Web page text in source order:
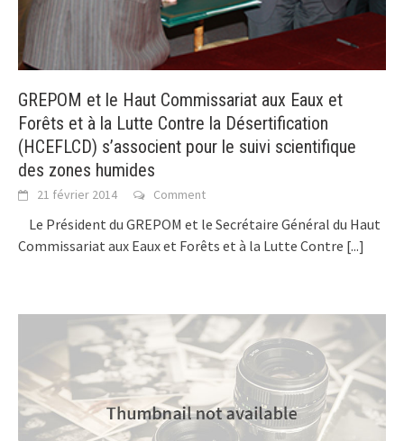
GREPOM et le Haut Commissariat aux Eaux et
Forêts et à la Lutte Contre la Désertification
(HCEFLCD) s’associent pour le suivi scientifique
des zones humides
21 février 2014 Comment
Le Président du GREPOM et le Secrétaire Général du Haut
Commissariat aux Eaux et Forêts et à la Lutte Contre [...]